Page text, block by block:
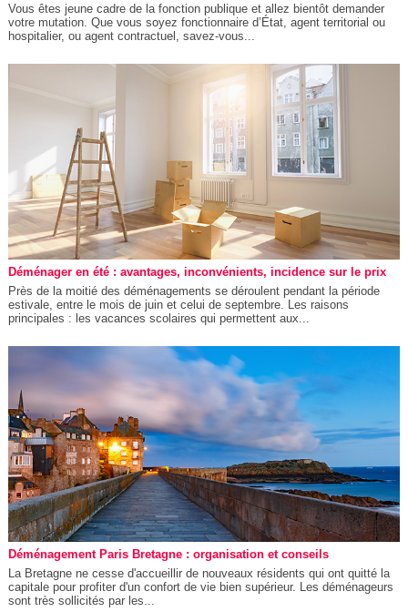
Vous êtes jeune cadre de la fonction publique et allez bientôt demander
votre mutation. Que vous soyez fonctionnaire d’État, agent territorial ou
hospitalier, ou agent contractuel, savez-vous...
Déménager en été : avantages, inconvénients, incidence sur le prix
Près de la moitié des déménagements se déroulent pendant la période
estivale, entre le mois de juin et celui de septembre. Les raisons
principales : les vacances scolaires qui permettent aux...
Déménagement Paris Bretagne : organisation et conseils
La Bretagne ne cesse d'accueillir de nouveaux résidents qui ont quitté la
capitale pour profiter d'un confort de vie bien supérieur. Les déménageurs
sont très sollicités par les...